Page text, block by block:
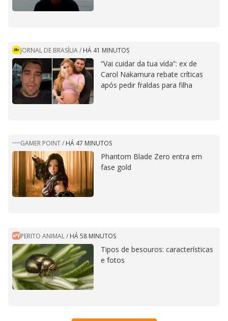
JORNAL DE BRASÍLIA/ HÁ 41 MINUTOS
“Vai cuidar da tua vida”: ex de
Carol Nakamura rebate críticas
após pedir fraldas para filha
GAMER POINT/ HÁ 47 MINUTOS
Phantom Blade Zero entra em
fase gold
PERITO ANIMAL/ HÁ 58 MINUTOS
Tipos de besouros: características
e fotos